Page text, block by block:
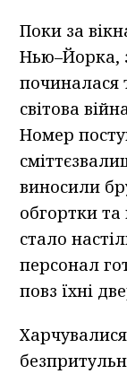
Поки за
Нью–Йорка,
починалася
світова
Номер
виносили
обгортки та
стало
персонал
повз їхні